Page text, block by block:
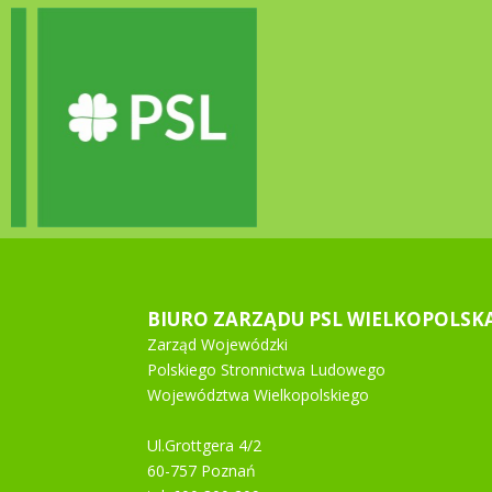
BIURO ZARZĄDU PSL
Zarząd Wojewódzki
Polskiego Stronnictwa Ludowego
Województwa Wielkopolskiego
Ul.Grottgera 4/2
60-757 Poznań